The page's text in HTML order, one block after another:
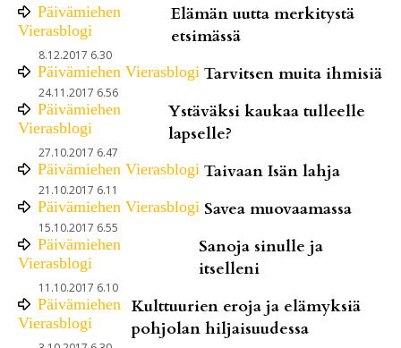
Päivämiehen
Vierasblogi
Elämän uutta merkitystä
etsimässä
8.12.2017 6.30
Päivämiehen Vierasblogi Tarvitsen muita ihmisiä
24.11.2017 6.56
Päivämiehen
Vierasblogi
Ystäväksi kaukaa tulleelle
lapselle?
27.10.2017 6.47
Päivämiehen Vierasblogi Taivaan Isän lahja
21.10.2017 6.11
Päivämiehen Vierasblogi Savea muovaamassa
15.10.2017 6.55
Päivämiehen
Vierasblogi
Sanoja sinulle ja
itselleni
11.10.2017 6.10
Päivämiehen
Vierasblogi
Kulttuurien eroja ja elämyksiä
pohjolan hiljaisuudessa